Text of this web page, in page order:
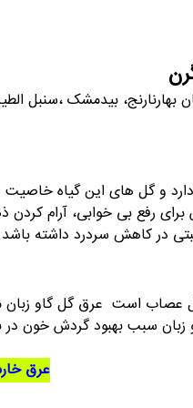
بهارنارنج، بیدمشک ،سنبل
و گل های این گیاه خاصیت
رفع بی خوابی، آرام
در کاهش سردرد داشته
عصاب است عرق گل گاو زبان
سبب بهبود گردش خون در
عرق